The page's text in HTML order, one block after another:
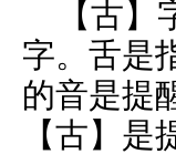
【古】
字。舌是
的音是提
【古】